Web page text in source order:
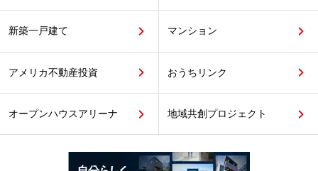
新築一戸建て マンション
アメリカ不動産投資 おうちリンク
オープンハウスアリーナ 地域共創プロジェクト